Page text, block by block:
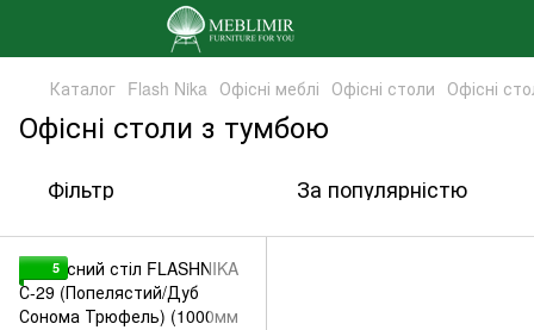
Каталог Flash Nika Офісні меблі Офісні столи Офісні
Офісні столи з тумбою
Фільтр За популярністю
5